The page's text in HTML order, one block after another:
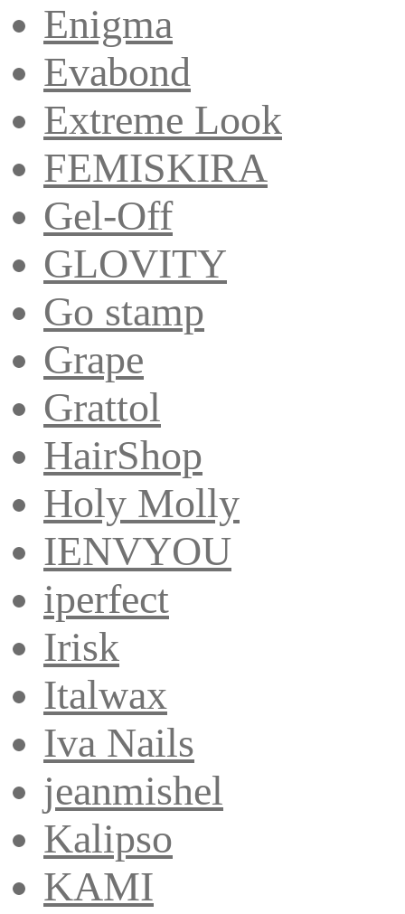
Enigma
Evabond
Extreme Look
FEMISKIRA
Gel-Off
GLOVITY
Go stamp
Grape
Grattol
HairShop
Holy Molly
IENVYOU
iperfect
Irisk
Italwax
Iva Nails
jeanmishel
Kalipso
KAMI